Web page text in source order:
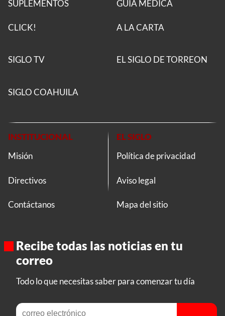
SUPLEMENTOS
CLICK!
GUÍA MÉDICA
A LA CARTA
SIGLO TV EL SIGLO DE TORREON
SIGLO COAHUILA
INSTITUCIONAL
Misión
Directivos
Contáctanos
EL SIGLO
Política de privacidad
Aviso legal
Mapa del sitio
Recibe todas las noticias en tu
correo
Todo lo que necesitas saber para comenzar tu día